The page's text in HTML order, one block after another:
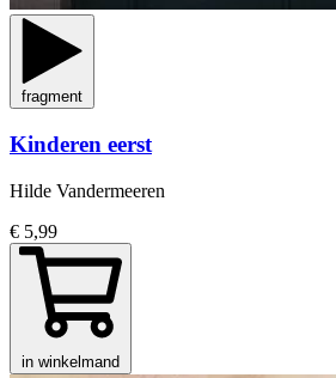
fragment
Kinderen eerst
Hilde Vandermeeren
€ 5,99
in winkelmand